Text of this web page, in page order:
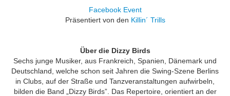
Facebook Event
Präsentiert von den Killin´ Trills
Über die Dizzy Birds
Sechs junge Musiker, aus Frankreich, Spanien, Dänemark und
Deutschland, welche schon seit Jahren die Swing-Szene Berlins
in Clubs, auf der Straße und Tanzveranstaltungen aufwirbeln,
bilden die Band „Dizzy Birds”. Das Repertoire, orientiert an der